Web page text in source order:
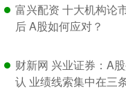
富兴配资 十大机构论
后 A股如何应对？
财新网 兴业证券：A
认 业绩线索集中在三